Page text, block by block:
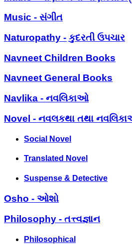
Music - સંગીત
Naturopathy - કુદરતી ઉપચાર
Navneet Children Books
Navneet General Books
Navlika - નવલિકાઓ
Novel - નવલકથા તથા
Social Novel
Translated Novel
Suspense & Detective
Osho - ઓશો
Philosophy - તત્ત્વજ્ઞાન
Philosophical